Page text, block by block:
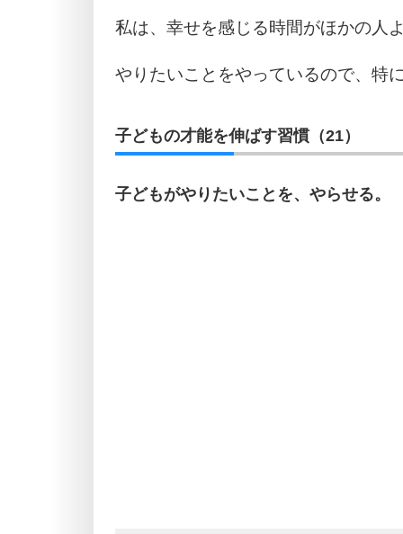
私は、幸せを感じる時間がほかの人
やりたいことをやっているので、特
子どもの才能を伸ばす習慣（21）
子どもがやりたいことを、やらせる。